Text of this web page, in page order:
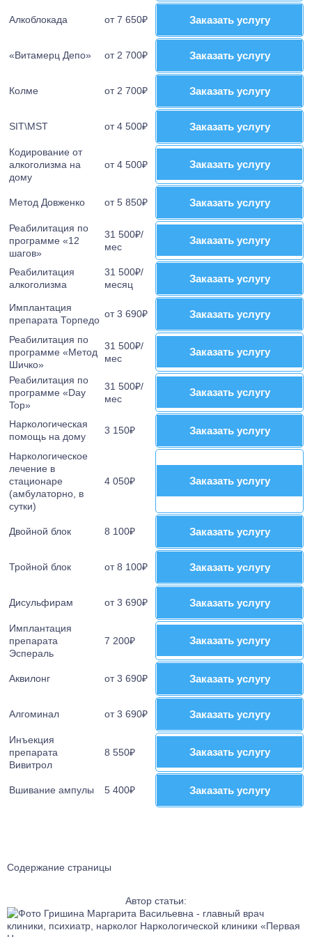
Алкоблокада от 7 650₽ Заказать услугу
Заказать услугу
«Витамерц Депо» от 2 700₽ Заказать услугу
Заказать услугу
Колме от 2 700₽ Заказать услугу
Заказать услугу
SIT\MST от 4 500₽ Заказать услугу
Заказать услугу
Кодирование от
алкоголизма на
дому
от 4 500₽ Заказать услугу
Заказать услугу
Метод Довженко от 5 850₽ Заказать услугу
Заказать услугу
Реабилитация по
программе «12
шагов»
31 500₽/
мес
Заказать услугу
Заказать услугу
Реабилитация
алкоголизма
31 500₽/
месяц
Заказать услугу
Заказать услугу
Имплантация
препарата Торпедо
от 3 690₽ Заказать услугу
Заказать услугу
Реабилитация по
программе «Метод
Шичко»
31 500₽/
мес
Заказать услугу
Заказать услугу
Реабилитация по
программе «Day
Top»
31 500₽/
мес
Заказать услугу
Заказать услугу
Наркологическая
помощь на дому
3 150₽ Заказать услугу
Заказать услугу
Наркологическое
лечение в
стационаре
(амбулаторно, в
сутки)
4 050₽ Заказать услугу
Заказать услугу
Двойной блок 8 100₽ Заказать услугу
Заказать услугу
Тройной блок от 8 100₽ Заказать услугу
Заказать услугу
Дисульфирам от 3 690₽ Заказать услугу
Заказать услугу
Имплантация
препарата
Эспераль
7 200₽ Заказать услугу
Заказать услугу
Аквилонг от 3 690₽ Заказать услугу
Заказать услугу
Алгоминал от 3 690₽ Заказать услугу
Заказать услугу
Инъекция
препарата
Вивитрол
8 550₽ Заказать услугу
Заказать услугу
Вшивание ампулы 5 400₽ Заказать услугу
Заказать услугу
Содержание страницы
Автор статьи: